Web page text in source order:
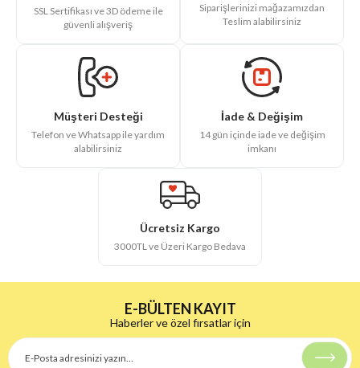
SSL Sertifikası ve 3D ödeme ile
güvenli alışveriş
Siparişlerinizi mağazamızdan
Teslim alabilirsiniz
Müşteri Desteği
Telefon ve Whatsapp ile yardım
alabilirsiniz
İade & Değişim
14 gün içinde iade ve değişim
imkanı
Ücretsiz Kargo
3000TL ve Üzeri Kargo Bedava
E-BÜLTEN KAYIT
Haberler ve özel fırsatlar için